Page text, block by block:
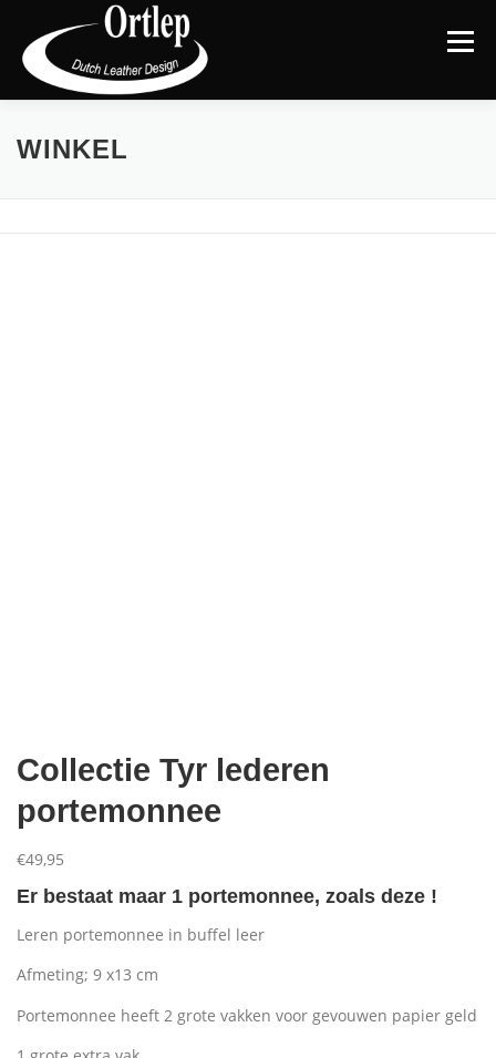
Menu
TERUG NAAR DE WEBSITE
WINKEL
Collectie Tyr lederen
portemonnee
€49,95
Er bestaat maar 1 portemonnee, zoals deze !
Leren portemonnee in buffel leer
Afmeting; 9 x13 cm
Portemonnee heeft 2 grote vakken voor gevouwen papier geld